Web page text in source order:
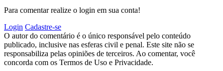
Para comentar realize o login em sua conta!
Login Cadastre-se
O autor do comentário é o único responsável pelo conteúdo
publicado, inclusive nas esferas civil e penal. Este site não se
responsabiliza pelas opiniões de terceiros. Ao comentar, você
concorda com os Termos de Uso e Privacidade.